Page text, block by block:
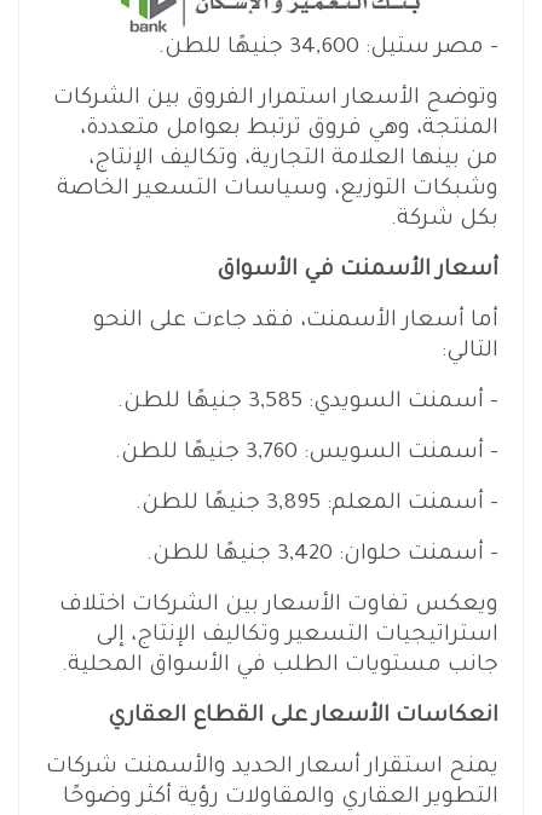
– مصر ستيل: 34,600 جنيهًا للطن.
وتوضح الأسعار استمرار الفروق بين الشركات
المنتجة، وهي فروق ترتبط بعوامل متعددة،
من بينها العلامة التجارية، وتكاليف الإنتاج،
وشبكات التوزيع، وسياسات التسعير الخاصة
بكل شركة.
أسعار الأسمنت في الأسواق
أما أسعار الأسمنت، فقد جاءت على النحو
التالي:
– أسمنت السويدي: 3,585 جنيهًا للطن.
– أسمنت السويس: 3,760 جنيهًا للطن.
– أسمنت المعلم: 3,895 جنيهًا للطن.
– أسمنت حلوان: 3,420 جنيهًا للطن.
ويعكس تفاوت الأسعار بين الشركات اختلاف
استراتيجيات التسعير وتكاليف الإنتاج، إلى
جانب مستويات الطلب في الأسواق المحلية.
انعكاسات الأسعار على القطاع العقاري
يمنح استقرار أسعار الحديد والأسمنت شركات
التطوير العقاري والمقاولات رؤية أكثر وضوحًا